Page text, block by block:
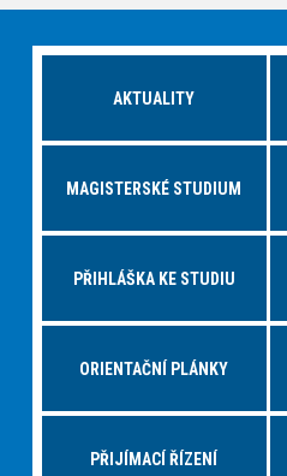
AKTUALITY
MAGISTERSKÉ STUDIUM
PŘIHLÁŠKA KE STUDIU
ORIENTAČNÍ PLÁNKY
PŘIJÍMACÍ ŘÍZENÍ